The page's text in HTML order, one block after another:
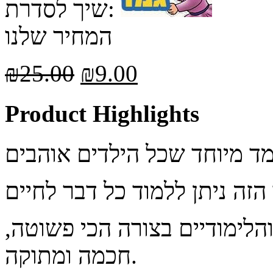
שיך לסדרת:
המחיר שלנו
₪25.00 ₪9.00
Product Highlights
בצורה הכי פשוטה,
חכמה ומתוקה.